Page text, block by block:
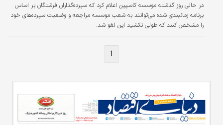
در حالی روز گذشته موسسه کاسپین اعلام کرد که سپرده‌گذاران فرشتگان بر اساس
برنامه زمانبندی شده می‌توانند به شعب موسسه مراجعه و وضعیت سپرده‌های خود
را مشخص کنند که طولی نکشید این لغو شد.
۱